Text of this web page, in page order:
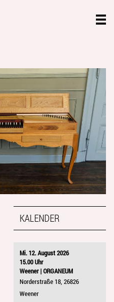
KALENDER
Mi. 12. August 2026
15.00 Uhr
Weener | ORGANEUM
Norderstraße 18, 26826
Weener